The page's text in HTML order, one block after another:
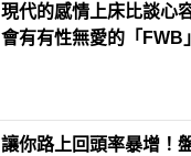
現代的感情上床比談心
會有有性無愛的「FWB
讓你路上回頭率暴增！